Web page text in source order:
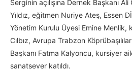
Serginin açılışına Dernek Başkanı
Yıldız, eğitmen Nuriye Ateş, Essen
Yönetim Kurulu Üyesi Emine Menlik,
Cılbız, Avrupa Trabzon
Başkanı Fatma Kalyoncu, kursiyer
sanatsever katıldı.